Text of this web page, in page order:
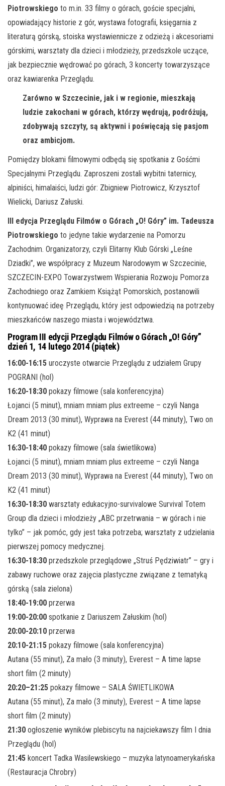
Piotrowskiego to m.in. 33 filmy o górach, goście specjalni,
opowiadający historie z gór, wystawa fotografii, księgarnia z
literaturą górską, stoiska wystawiennicze z odzieżą i akcesoriami
górskimi, warsztaty dla dzieci i młodzieży, przedszkole uczące,
jak bezpiecznie wędrować po górach, 3 koncerty towarzyszące
oraz kawiarenka Przeglądu.
Zarówno w Szczecinie, jak i w regionie, mieszkają
ludzie zakochani w górach, którzy wędrują, podróżują,
zdobywają szczyty, są aktywni i poświęcają się pasjom
oraz ambicjom.
Pomiędzy blokami filmowymi odbędą się spotkania z Gośćmi
Specjalnymi Przeglądu. Zaproszeni zostali wybitni taternicy,
alpiniści, himalaiści, ludzi gór: Zbigniew Piotrowicz, Krzysztof
Wielicki, Dariusz Załuski.
III edycja Przeglądu Filmów o Górach „O! Góry” im. Tadeusza
Piotrowskiego to jedyne takie wydarzenie na Pomorzu
Zachodnim. Organizatorzy, czyli Elitarny Klub Górski „Leśne
Dziadki”, we współpracy z Muzeum Narodowym w Szczecinie,
SZCZECIN-EXPO Towarzystwem Wspierania Rozwoju Pomorza
Zachodniego oraz Zamkiem Książąt Pomorskich, postanowili
kontynuować ideę Przeglądu, który jest odpowiedzią na potrzeby
mieszkańców naszego miasta i województwa.
Program III edycji Przeglądu Filmów o Górach „O! Góry”
dzień 1, 14 lutego 2014 (piątek)
16:00-16:15 uroczyste otwarcie Przeglądu z udziałem Grupy
POGRANI (hol)
16:20-18:30 pokazy filmowe (sala konferencyjna)
Łojanci (5 minut), mniam mniam plus extreeme – czyli Nanga
Dream 2013 (30 minut), Wyprawa na Everest (44 minuty), Two on
K2 (41 minut)
16:30-18:40 pokazy filmowe (sala świetlikowa)
Łojanci (5 minut), mniam mniam plus extreeme – czyli Nanga
Dream 2013 (30 minut), Wyprawa na Everest (44 minuty), Two on
K2 (41 minut)
16:30-18:30 warsztaty edukacyjno-survivalowe Survival Totem
Group dla dzieci i młodzieży „ABC przetrwania – w górach i nie
tylko” – jak pomóc, gdy jest taka potrzeba; warsztaty z udzielania
pierwszej pomocy medycznej.
16:30-18:30 przedszkole przeglądowe „Struś Pędziwiatr” – gry i
zabawy ruchowe oraz zajęcia plastyczne związane z tematyką
górską (sala zielona)
18:40-19:00 przerwa
19:00-20:00 spotkanie z Dariuszem Załuskim (hol)
20:00-20:10 przerwa
20:10-21:15 pokazy filmowe (sala konferencyjna)
Autana (55 minut), Za mało (3 minuty), Everest – A time lapse
short film (2 minuty)
20:20–21:25 pokazy filmowe – SALA ŚWIETLIKOWA
Autana (55 minut), Za mało (3 minuty), Everest – A time lapse
short film (2 minuty)
21:30 ogłoszenie wyników plebiscytu na najciekawszy film I dnia
Przeglądu (hol)
21:45 koncert Tadka Wasilewskiego – muzyka latynoamerykańska
(Restauracja Chrobry)